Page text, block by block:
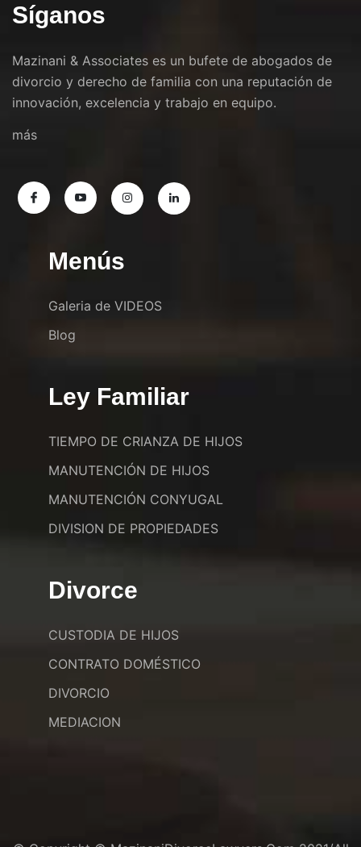
Síganos
Mazinani & Associates es un bufete de abogados de
divorcio y derecho de familia con una reputación de
innovación, excelencia y trabajo en equipo.
más
Menús
Galeria de VIDEOS
Blog
Ley Familiar
TIEMPO DE CRIANZA DE HIJOS
MANUTENCIÓN DE HIJOS
MANUTENCIÓN CONYUGAL
DIVISION DE PROPIEDADES
Divorce
CUSTODIA DE HIJOS
CONTRATO DOMÉSTICO
DIVORCIO
MEDIACION